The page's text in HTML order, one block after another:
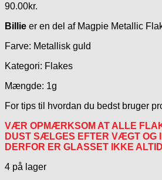
90.00kr.
Billie er en del af Magpie Metallic
Farve: Metallisk guld
Kategori: Flakes
Mængde: 1g
For tips til hvordan du bedst bruger
VÆR OPMÆRKSOM AT ALLE
DUST SÆLGES EFTER VÆGT OG
DERFOR ER GLASSET IKKE
4 på lager